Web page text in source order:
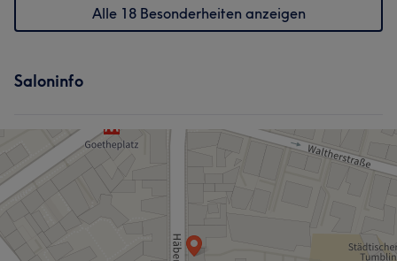
Alle 18 Besonderheiten anzeigen
Saloninfo